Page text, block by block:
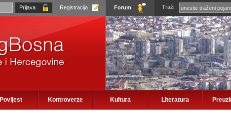
Registracija Forum Traži:
Povijest Kontroverze Kultura Literatura